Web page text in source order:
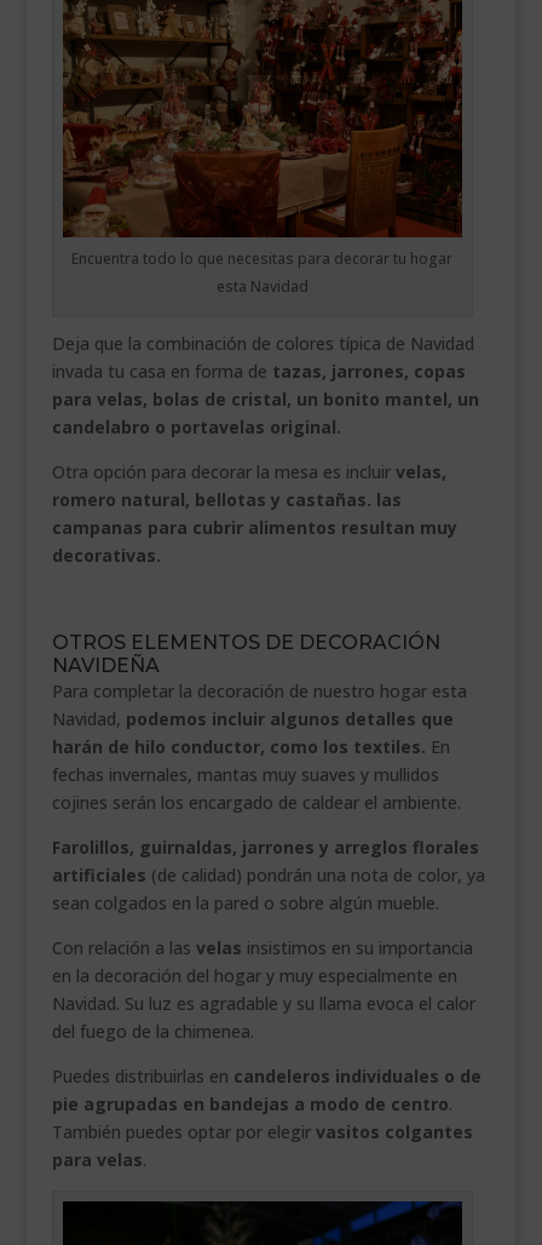
Encuentra todo lo que necesitas para decorar tu hogar
esta Navidad
Deja que la combinación de colores típica de Navidad
invada tu casa en forma de tazas, jarrones, copas
para velas, bolas de cristal, un bonito mantel, un
candelabro o portavelas original.
Otra opción para decorar la mesa es incluir velas,
romero natural, bellotas y castañas. las
campanas para cubrir alimentos resultan muy
decorativas.
OTROS ELEMENTOS DE DECORACIÓN
NAVIDEÑA
Para completar la decoración de nuestro hogar esta
Navidad, podemos incluir algunos detalles que
harán de hilo conductor, como los textiles. En
fechas invernales, mantas muy suaves y mullidos
cojines serán los encargado de caldear el ambiente.
Farolillos, guirnaldas, jarrones y arreglos florales
artificiales (de calidad) pondrán una nota de color, ya
sean colgados en la pared o sobre algún mueble.
Con relación a las velas insistimos en su importancia
en la decoración del hogar y muy especialmente en
Navidad. Su luz es agradable y su llama evoca el calor
del fuego de la chimenea.
Puedes distribuirlas en candeleros individuales o de
pie agrupadas en bandejas a modo de centro.
También puedes optar por elegir vasitos colgantes
para velas.